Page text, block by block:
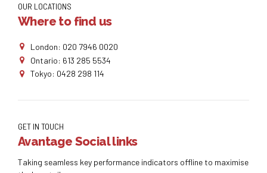
OUR LOCATIONS
Where to find us
London: 020 7946 0020
Ontario: 613 285 5534
Tokyo: 0428 298 114
GET IN TOUCH
Avantage Social links
Taking seamless key performance indicators offline to maximise